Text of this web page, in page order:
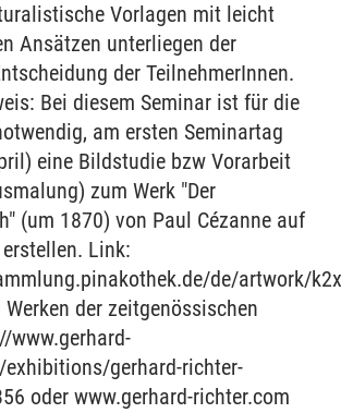
Vorlagen mit leicht
Ansätzen unterliegen der
der TeilnehmerInnen.
Bei diesem Seminar ist für die
am ersten Seminartag
eine Bildstudie bzw Vorarbeit
zum Werk "Der
(um 1870) von Paul Cézanne auf
Link:
de/artwork/
der zeitgenössischen
www.gerhard-
gerhard-richter-
oder www.gerhard-richter.com